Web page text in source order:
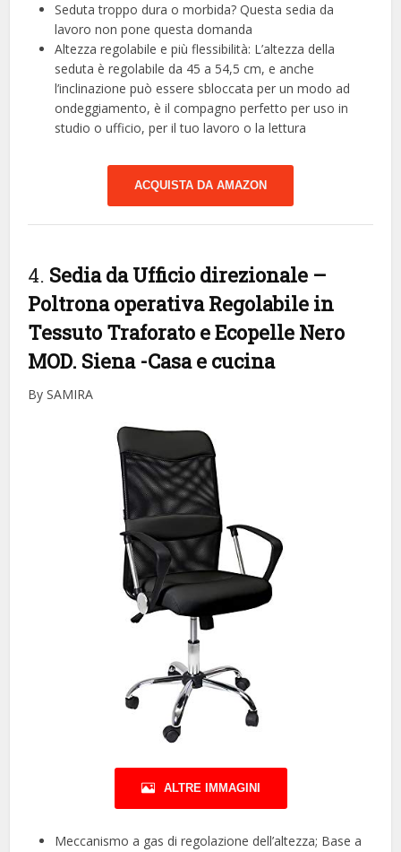
Seduta troppo dura o morbida? Questa sedia da
lavoro non pone questa domanda
Altezza regolabile e più flessibilità: L’altezza della
seduta è regolabile da 45 a 54,5 cm, e anche
l’inclinazione può essere sbloccata per un modo ad
ondeggiamento, è il compagno perfetto per uso in
studio o ufficio, per il tuo lavoro o la lettura
ACQUISTA DA AMAZON
4. Sedia da Ufficio direzionale –
Poltrona operativa Regolabile in
Tessuto Traforato e Ecopelle Nero
MOD. Siena -Casa e cucina
By SAMIRA
ALTRE IMMAGINI
Meccanismo a gas di regolazione dell’altezza; Base a